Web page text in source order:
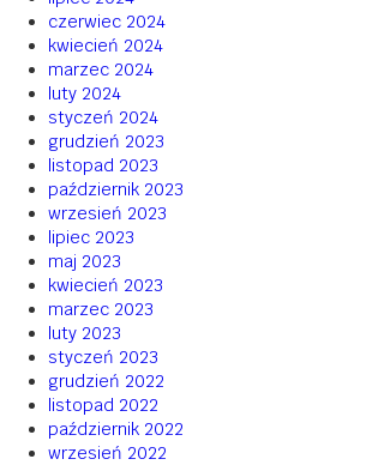
czerwiec 2024
kwiecień 2024
marzec 2024
luty 2024
styczeń 2024
grudzień 2023
listopad 2023
październik 2023
wrzesień 2023
lipiec 2023
maj 2023
kwiecień 2023
marzec 2023
luty 2023
styczeń 2023
grudzień 2022
listopad 2022
październik 2022
wrzesień 2022